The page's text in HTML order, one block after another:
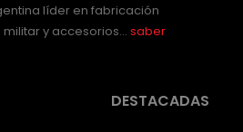
líder en fabricación
y accesorios… saber
DESTACADAS